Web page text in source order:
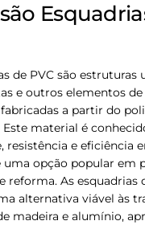
de PVC são estruturas
e outros elementos
a partir do
Este material é
resistência e eficiência
uma opção popular em
reforma. As esquadrias
alternativa viável às
madeira e alumínio,